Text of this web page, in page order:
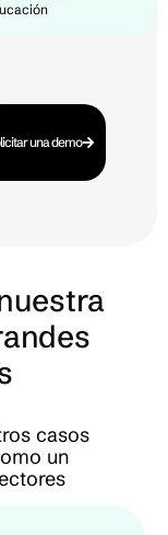
una demo
casos
un